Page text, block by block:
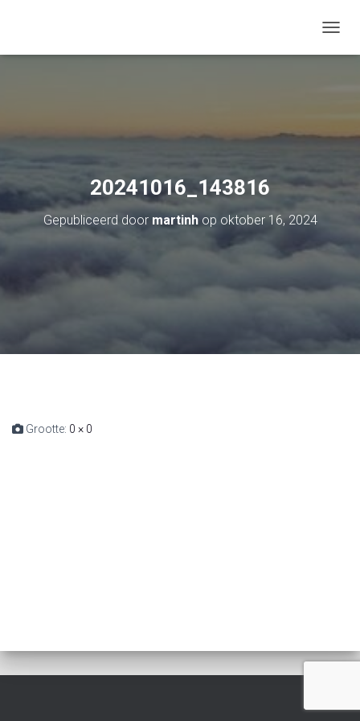
20241016_143816
Gepubliceerd door martinhop oktober 16, 2024
Grootte: 0 × 0